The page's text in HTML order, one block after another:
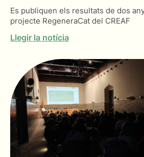
Es publiquen els resultats de dos
projecte RegeneraCat del CREAF
Llegir la notícia